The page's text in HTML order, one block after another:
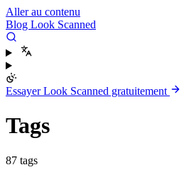
Aller au contenu
Blog Look Scanned
Essayer Look Scanned gratuitement
Tags
87 tags